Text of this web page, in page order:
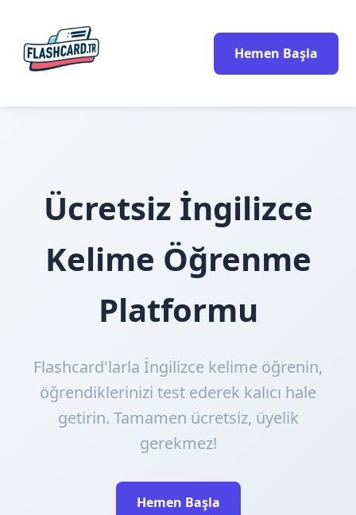
Hemen Başla
Ücretsiz İngilizce
Kelime Öğrenme
Platformu
Flashcard'larla İngilizce kelime öğrenin,
öğrendiklerinizi test ederek kalıcı hale
getirin. Tamamen ücretsiz, üyelik
gerekmez!
Hemen Başla